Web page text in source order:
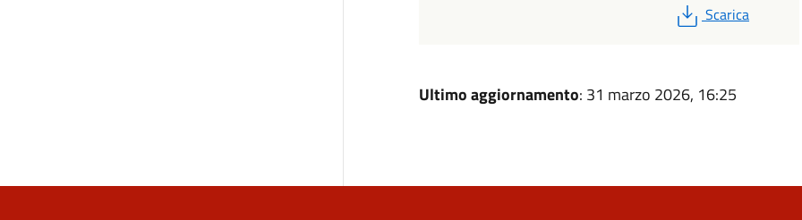
PDF
Scarica
Ultimo aggiornamento: 31 marzo 2026, 16:25